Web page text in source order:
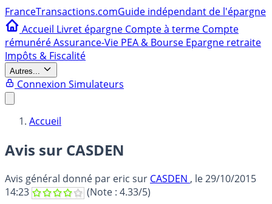
FranceTransactions.comGuide indépendant de l'épargne
Accueil Livret épargne Compte à terme Compte
rémunéréAssurance-Vie PEA & Bourse Epargne retraite
Impôts & Fiscalité
Autres...
Connexion Simulateurs
Accueil
Avis sur CASDEN
Avis général donné par eric sur CASDEN , le29/10/2015
14:23
(Note : 4.33/5)